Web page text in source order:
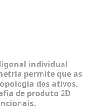
individual
permite que as
dos ativos,
de produto 2D